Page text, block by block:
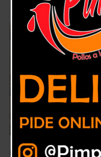
28 abril, 2021 Región
En el marco de la “Operación La